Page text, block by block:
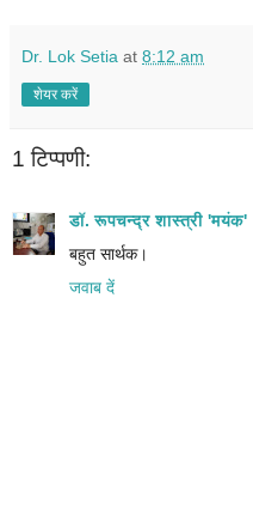
Dr. Lok Setia at 8:12 am
शेयर करें
1 टिप्पणी:
डॉ. रूपचन्द्र शास्त्री 'मयंक'
बहुत सार्थक।
जवाब दें